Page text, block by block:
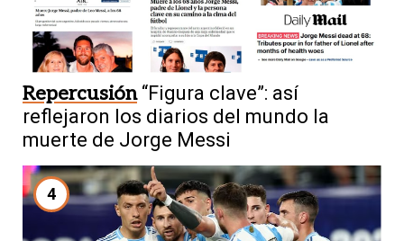
Repercusión “Figura clave”: así
reflejaron los diarios del mundo la
muerte de Jorge Messi
4